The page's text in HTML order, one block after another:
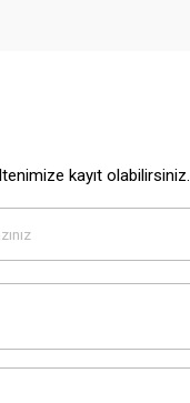
alternatifler olmalı.
kayıt olabilirsiniz.